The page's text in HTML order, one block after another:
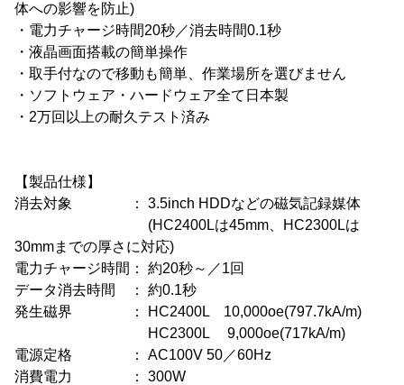
体への影響を防止)
・電力チャージ時間20秒／消去時間0.1秒
・液晶画面搭載の簡単操作
・取手付なので移動も簡単、作業場所を選びません
・ソフトウェア・ハードウェア全て日本製
・2万回以上の耐久テスト済み
【製品仕様】
消去対象 ： 3.5inch HDDなどの磁気記録媒体
(HC2400Lは45mm、HC2300Lは
30mmまでの厚さに対応)
電力チャージ時間： 約20秒～／1回
データ消去時間 ： 約0.1秒
発生磁界 ： HC2400L 10,000oe(797.7kA/m)
HC2300L 9,000oe(717kA/m)
電源定格 ： AC100V 50／60Hz
消費電力 ： 300W